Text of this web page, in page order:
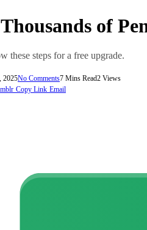
of
these steps for a free upgrade.
2025No Comments7 Mins Read2 Views
Copy Link Email